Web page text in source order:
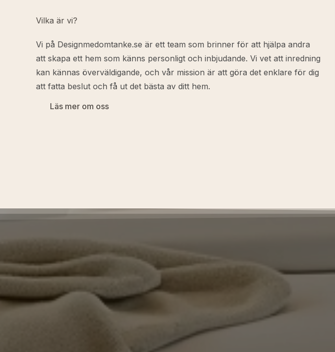
Vilka är vi?
Vi på Designmedomtanke.se är ett team som brinner för att hjälpa andra
att skapa ett hem som känns personligt och inbjudande. Vi vet att inredning
kan kännas överväldigande, och vår mission är att göra det enklare för dig
att fatta beslut och få ut det bästa av ditt hem.
Läs mer om oss